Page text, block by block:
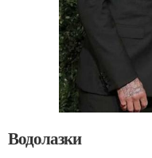
Водолазки